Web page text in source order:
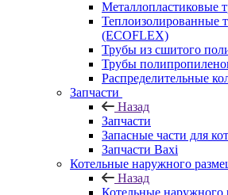
Металлопластиковые
Теплоизолированные
(ECOFLEX)
Трубы из сшитого
Трубы
Распределительные
Запчасти
Назад
Запчасти
Запасные части для
Запчасти Baxi
Котельные наружного
Назад
Котельные наружного